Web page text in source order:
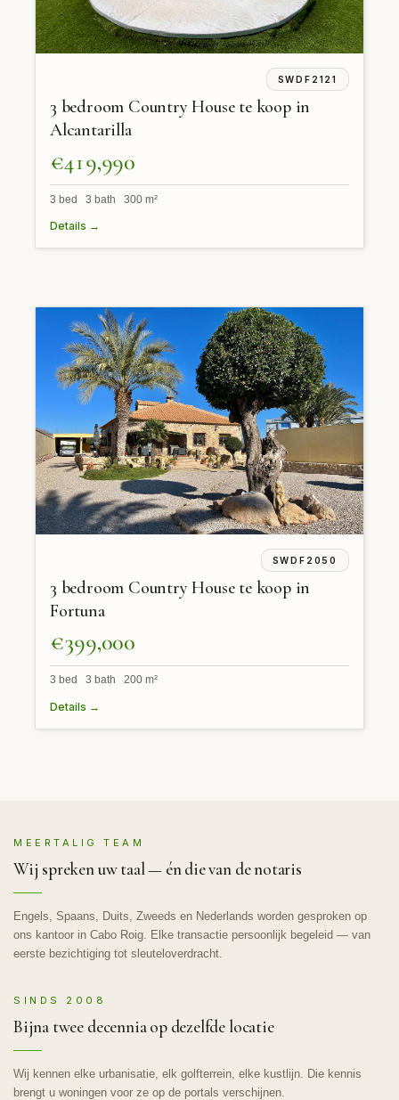
SWDF2121
3 bedroom Country House te koop in
Alcantarilla
€419,990
3 bed 3 bath 300 m²
Details →
SWDF2050
3 bedroom Country House te koop in
Fortuna
€399,000
3 bed 3 bath 200 m²
Details →
MEERTALIG TEAM
Wij spreken uw taal — én die van de notaris
Engels, Spaans, Duits, Zweeds en Nederlands worden gesproken op
ons kantoor in Cabo Roig. Elke transactie persoonlijk begeleid — van
eerste bezichtiging tot sleuteloverdracht.
SINDS 2008
Bijna twee decennia op dezelfde locatie
Wij kennen elke urbanisatie, elk golfterrein, elke kustlijn. Die kennis
brengt u woningen voor ze op de portals verschijnen.